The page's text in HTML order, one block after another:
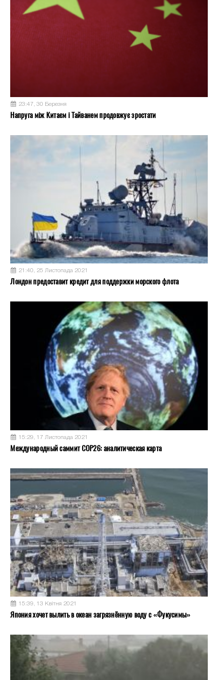
23:47, 30 Березня
Напруга між Китаєм і Тайванем продовжує зростати
21:40, 25 Листопада 2021
Лондон предоставит кредит для поддержки морского флота
15:29, 17 Листопада 2021
Международный саммит COP26: аналитическая карта
15:39, 13 Квітня 2021
Япония хочет вылить в океан загрязнённую воду с «Фукусимы»